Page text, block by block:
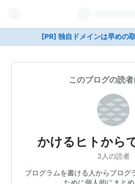
[PR] 独自ドメインは早めの
このブログの読
かけるヒトから
3人の読者
プログラムを書ける人からプログ
ために個人的にまと